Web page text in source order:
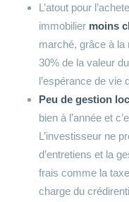
L’atout pour
immobilier moins
marché, grâce à la
30% de la valeur
l’espérance de vie
Peu de gestion
bien à l’année et
L’investisseur ne
d’entretiens et la
frais comme la
charge du